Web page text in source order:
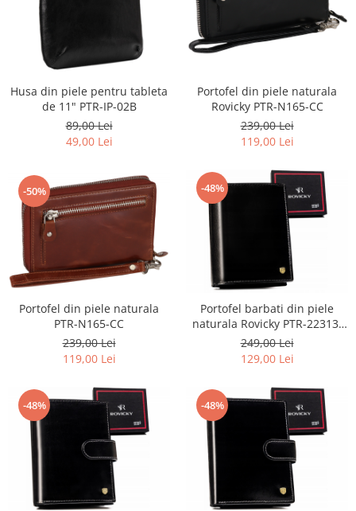
Husa din piele pentru tableta
de 11" PTR-IP-02B
89,00 Lei
49,00 Lei
Portofel din piele naturala
Rovicky PTR-N165-CC
239,00 Lei
119,00 Lei
-50%
Portofel din piele naturala
PTR-N165-CC
239,00 Lei
119,00 Lei
-48%
Portofel barbati din piele
naturala Rovicky PTR-22313-
VT-RVT
249,00 Lei
129,00 Lei
-48% -48%